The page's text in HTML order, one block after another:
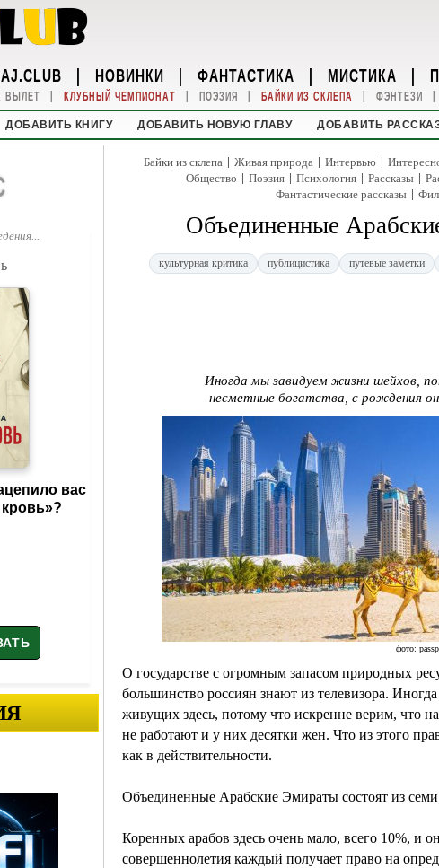
| НОВИНКИ | ФАНТАСТИКА | МИСТИКА |
ВЫЛЕТ | КЛУБНЫЙ ЧЕМПИОНАТ | ПОЭЗИЯ | БАЙКИ ИЗ СКЛЕПА | ФЭНТЕЗИ |
ДОБАВИТЬ КНИГУ ДОБАВИТЬ НОВУЮ ГЛАВУ ДОБАВИТЬ
вас
Байки из склепа | Живая природа | Интервью |
Общество | Поэзия | Психология | Рассказы |
Фантастические рассказы |
Объединенные
культурная критика публицистика путевые заметки
Иногда мы завидуем жизни шейхов,
несметные богатства, с рождения
фото:
О государстве с огромным запасом природных
большинство россиян знают из телевизора.
живущих здесь, потому что искренне верим, что
не работают и у них десятки жен. Что из этого
как в действительности.
Объединенные Арабские Эмираты состоят из
Коренных арабов здесь очень мало, всего 10%, и
совершеннолетия каждый получает право на